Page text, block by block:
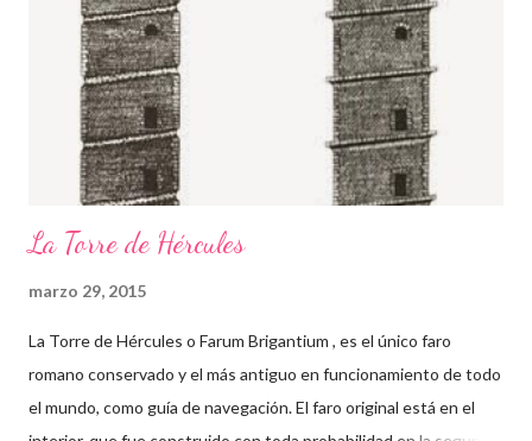
San Petersburgo Según el propio Canova , esta obra se inspira
en El asno de oro de Apuleyo . En el momento en el que Eros
acude a despertar a Psique del profundo e infernal sueño en
que estaba sumergida tras haber abierto el jarrón entregad...
La Torre de Hércules
marzo 29, 2015
La Torre de Hércules o Farum Brigantium , es el único faro
romano conservado y el más antiguo en funcionamiento de todo
el mundo, como guía de navegación. El faro original está en el